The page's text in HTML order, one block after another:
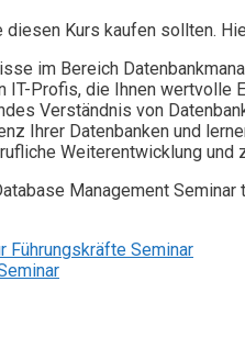
diesen Kurs kaufen sollten.
im Bereich
IT-Profis, die Ihnen wertvolle
Verständnis von
Ihrer Datenbanken und
Weiterentwicklung und
Management
Führungskräfte Seminar